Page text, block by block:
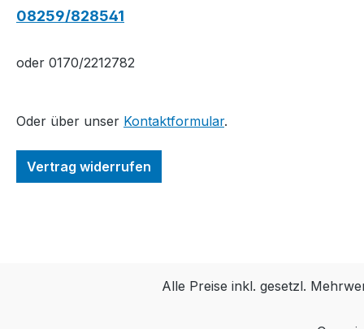
08259/828541
oder 0170/2212782
Oder über unser Kontaktformular.
Vertrag widerrufen
Alle Preise inkl. gesetzl.